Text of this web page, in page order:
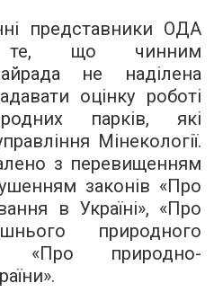
представники ОДА
те, що чинним
не наділена
оцінку роботі
парків, які
Мінекології.
з перевищенням
законів «Про
в Україні», «Про
природного
«Про природно-